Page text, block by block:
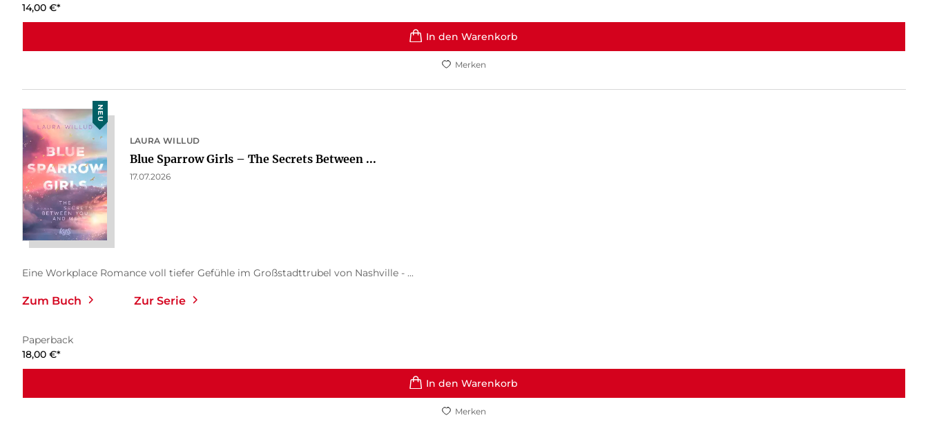
14,00 €*
In den Warenkorb
Merken
NEU
LAURA WILLUD
Blue Sparrow Girls – The Secrets Between ...
17.07.2026
Eine Workplace Romance voll tiefer Gefühle im Großstadttrubel von Nashville - ...
Zum Buch Zur Serie
Paperback
18,00 €*
In den Warenkorb
Merken